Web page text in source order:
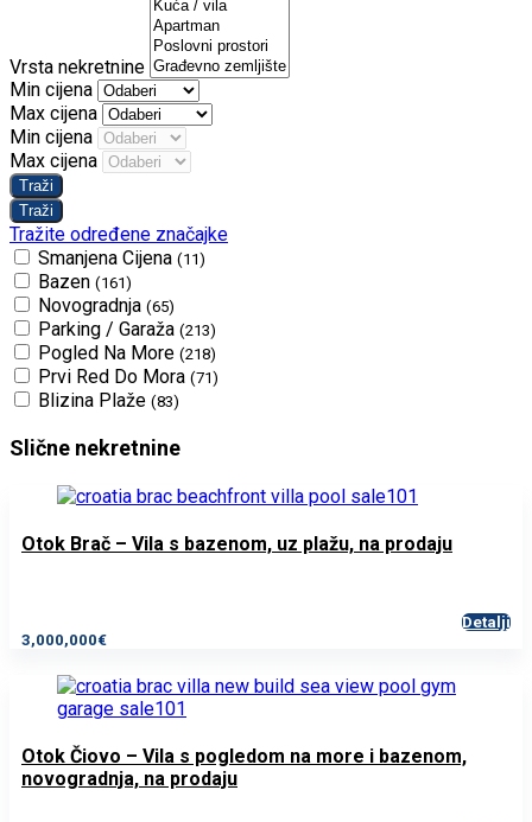
Vrsta nekretnine
Min cijena
Max cijena
Min cijena
Max cijena
Tražite određene značajke
Smanjena Cijena (11)
Bazen (161)
Novogradnja (65)
Parking / Garaža (213)
Pogled Na More (218)
Prvi Red Do Mora (71)
Blizina Plaže (83)
Slične nekretnine
Otok Brač – Vila s bazenom, uz plažu, na prodaju
3,000,000€
Detalji
Otok Čiovo – Vila s pogledom na more i bazenom,
novogradnja, na prodaju